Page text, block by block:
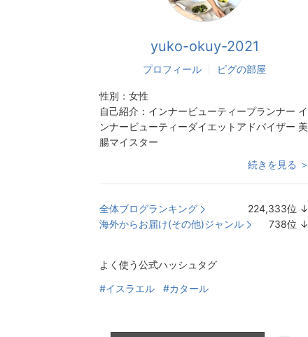
yuko-okuy-2021
プロフィール ピグの部屋
性別： 女性
自己紹介： インナービューティープランナー イ
ンナービューティーダイエットアドバイザー 美
腸マイスター
続きを見る ＞
全体ブログランキング 224,333位 ↓
海外からお届け(その他)ジャンル 738位 ↓
よく使う公式ハッシュタグ
#イスラエル #カタール